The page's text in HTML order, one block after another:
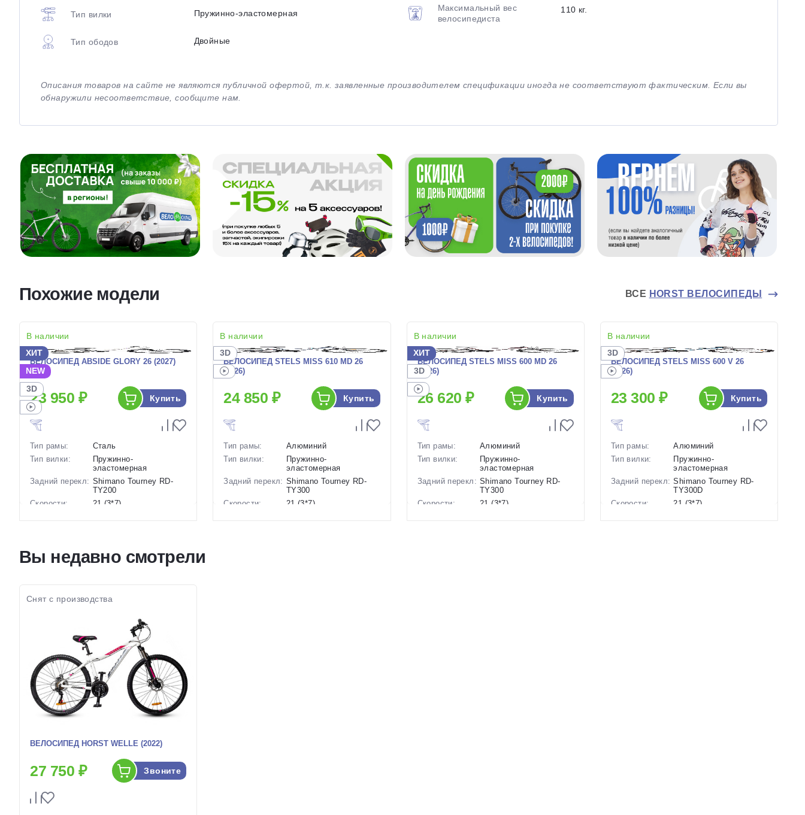
Тип вилки Пружинно-эластомерная
Тип ободов Двойные
Максимальный вес
велосипедиста
110 кг.
Описания товаров на сайте не являются публичной офертой, т.к. заявленные производителем спецификации иногда не соответствуют фактическим. Если вы
обнаружили несоответствие, сообщите нам.
Похожие модели ВСЕ HORST ВЕЛОСИПЕДЫ
В наличии
ХИТ
NEW
3D
ВЕЛОСИПЕД ABSIDE GLORY 26 (2027)
23 950 ₽ Купить
Тип рамы:
Сталь
Тип вилки:
Пружинно-
эластомерная
Задний перекл: Shimano Tourney RD-
TY200
Скорости:
21 (3*7)
колес:
Цвет-размер в
17 Белый
В наличии
3D
ВЕЛОСИПЕД STELS MISS 610 MD 26
(2026)
24 850 ₽ Купить
Тип рамы:
Алюминий
Тип вилки:
Пружинно-
эластомерная
Задний перекл: Shimano Tourney RD-
TY300
Скорости:
21 (3*7)
В наличии
ХИТ
3D
ВЕЛОСИПЕД STELS MISS 600 MD 26
(2026)
26 620 ₽ Купить
Тип рамы:
Алюминий
Тип вилки:
Пружинно-
эластомерная
Задний перекл: Shimano Tourney RD-
TY300
Скорости:
21 (3*7)
В наличии
3D
ВЕЛОСИПЕД STELS MISS 600 V 26
(2026)
23 300 ₽ Купить
Тип рамы:
Алюминий
Тип вилки:
Пружинно-
эластомерная
Задний перекл: Shimano Tourney RD-
TY300D
Скорости:
21 (3*7)
Вы недавно смотрели
Снят с производства
ВЕЛОСИПЕД HORST WELLE (2022)
27 750 ₽ Звоните